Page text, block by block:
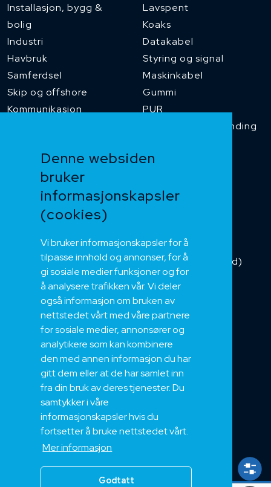
Denne websiden
bruker
informasjonskapsler
(cookies)
Vi bruker informasjonskapsler for å
tilpasse innhold og annonser, for å
gi sosiale medier funksjoner og for
å analysere trafikken vår. Vi deler
også informasjon om bruken av
nettstedet vårt med våre partnere
for sosiale medier, annonsører og
analytikere som kan kombinere
den med annen informasjon du har
gitt dem eller at de har samlet inn
fra din bruk av deres tjenester. Du
samtykker i våre
informasjonskapsler hvis du
fortsetter å bruke nettstedet vårt.
Mer informasjon
Godtatt
Installasjon, bygg &
bolig
Industri
Havbruk
Samferdsel
Skip og offshore
Kommunikasjon
Lavspent
Koaks
Datakabel
Styring og signal
Maskinkabel
Gummi
PUR
Temperaturbestanding
Heis og kran
Kategorikabel
Installasjonskabel
Kombikabel (Hybrid)
DNV sertifisert
Tilbehør
Om oss
Bærekraft og Åpenhet
Jobb hos oss
Sertifiseringer
Support
Teknisk
Eksport
Salgs og Leveringsbetingelser